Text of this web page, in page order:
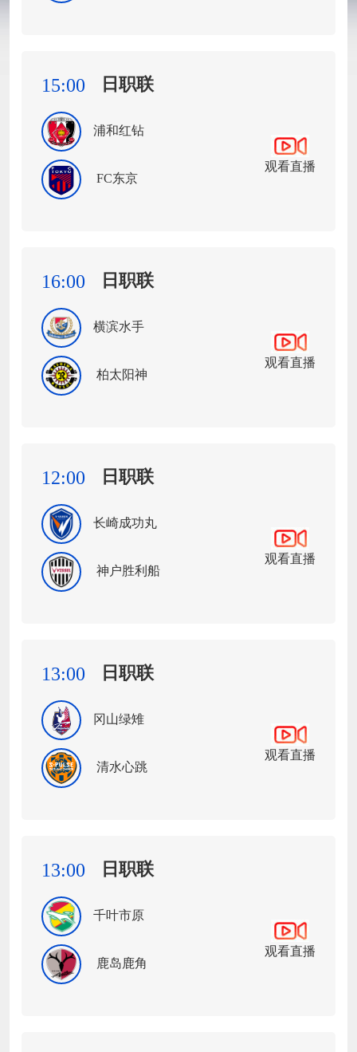
15:00 日职联
浦和红钻
FC东京
观看直播
16:00 日职联
横滨水手
柏太阳神
观看直播
12:00 日职联
长崎成功丸
神户胜利船
观看直播
13:00 日职联
冈山绿雉
清水心跳
观看直播
13:00 日职联
千叶市原
鹿岛鹿角
观看直播